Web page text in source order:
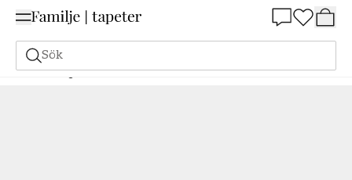
Sök
Målarfärg Beställ utifrån NCS Beställ utifrån NCS 4050-Y30R